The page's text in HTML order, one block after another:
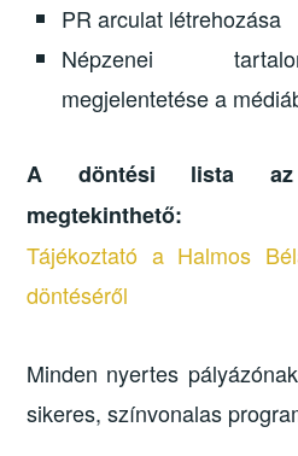
PR arculat létrehozása
Népzenei
megjelentetése a
A döntési lista az
megtekinthető:
Tájékoztató a Halmos
döntéséről
Minden nyertes
sikeres, színvonalas